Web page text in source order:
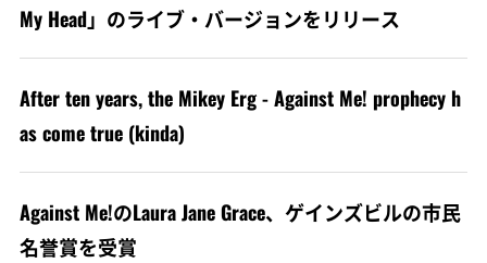
My Head」のライブ・バージョンをリリース
After ten years, the Mikey Erg - Against Me! prophecy h
as come true (kinda)
Against Me!のLaura Jane Grace、ゲインズビルの市民
名誉賞を受賞